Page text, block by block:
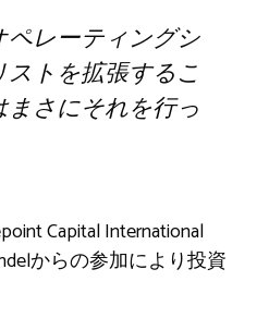
レーティングシ
トを拡張するこ
さにそれを行っ
Capital International
からの参加により投資